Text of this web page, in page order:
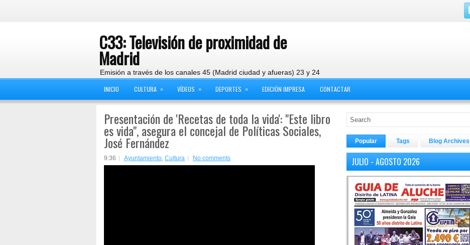
C33: Televisión de proximidad de
Madrid
Emisión a través de los canales 45 (Madrid ciudad y afueras) 23 y 24
INICIO CULTURA » VÍDEOS » DEPORTES » EDICIÓN IMPRESA CONTACTAR
Presentación de 'Recetas de toda la vida': "Este libro
es vida", asegura el concejal de Políticas Sociales,
José Fernández
9:36 Ayuntamiento, Cultura No comments
Popular Tags Blog Archives
JULIO - AGOSTO 2026